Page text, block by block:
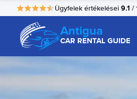
Ügyfelek értékelései 9.1 /
Antigua
CAR RENTAL GUIDE